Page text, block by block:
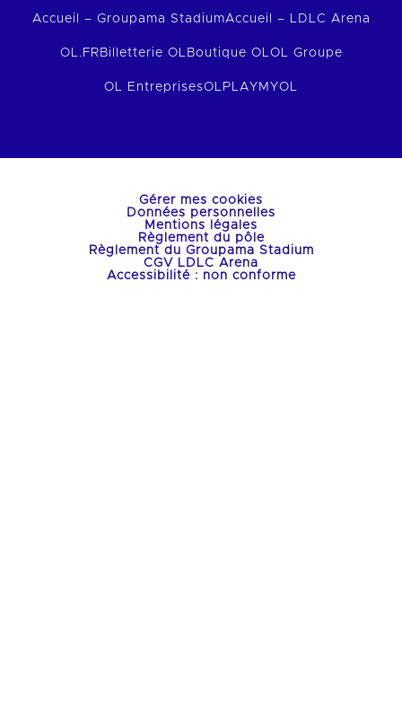
Accueil – Groupama StadiumAccueil – LDLC Arena
OL.FR Billetterie OL Boutique OLOL Groupe
OL EntreprisesOLPLAY MYOL
Gérer mes cookies
Données personnelles
Mentions légales
Règlement du pôle
Règlement du Groupama Stadium
CGV LDLC Arena
Accessibilité : non conforme